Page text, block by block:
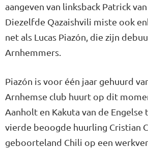
aangeven van linksback Patrick
Diezelfde Qazaishvili miste ook
net als Lucas Piazón, die zijn
Arnhemmers.
Piazón is voor één jaar gehuurd
Arnhemse club huurt op dit
Aanholt en Kakuta van de
vierde be­oogde huurling Cristian
geboorteland Chili op een